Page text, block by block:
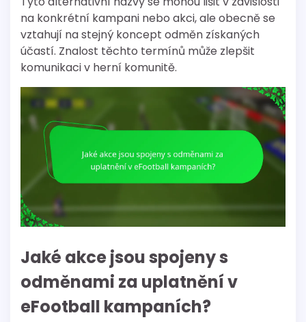
na konkrétní kampani nebo akci, ale obecně se
vztahují na stejný koncept odměn získaných
účastí. Znalost těchto termínů může zlepšit
komunikaci v herní komunitě.
Jaké akce jsou spojeny s
odměnami za uplatnění v
eFootball kampaních?